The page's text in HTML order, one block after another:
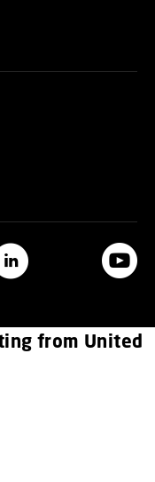
from United